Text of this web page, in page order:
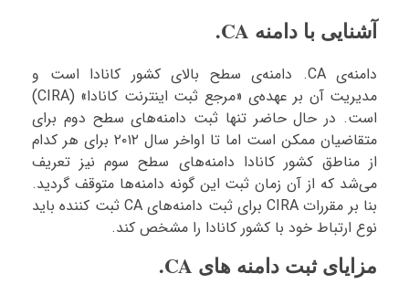
آشنایی با دامنه CA.
دامنه‌ی CA. دامنه‌ی سطح بالای کشور کانادا است و
مدیریت آن بر عهده‌ی «مرجع ثبت اینترنت کانادا» (CIRA)
است. در حال حاضر تنها ثبت دامنه‌های سطح دوم برای
متقاضیان ممکن است اما تا اواخر سال ۲۰۱۲ برای هر کدام
از مناطق کشور کانادا دامنه‌های سطح سوم نیز تعریف
می‌شد که از آن زمان ثبت این گونه دامنه‌ها متوقف گردید.
بنا بر مقررات CIRA برای ثبت دامنه‌های CA ثبت کننده باید
نوع ارتباط خود با کشور کانادا را مشخص کند.
مزایای ثبت دامنه های CA.